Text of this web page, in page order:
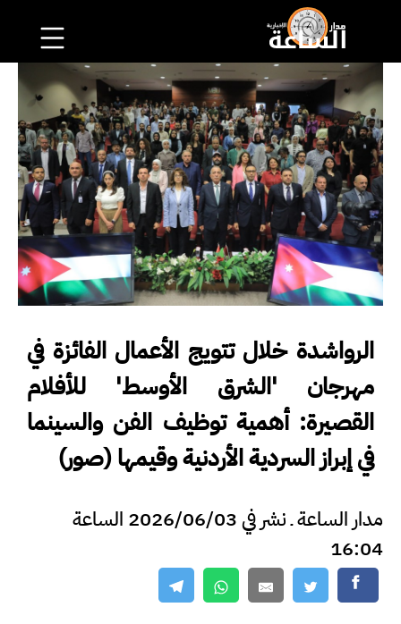
الرواشدة خلال تتويج الأعمال الفائزة في
مهرجان 'الشرق الأوسط' للأفلام
القصيرة: أهمية توظيف الفن والسينما
في إبراز السردية الأردنية وقيمها (صور)
مدار الساعة ـ نشر في 2026/06/03 الساعة
16:04